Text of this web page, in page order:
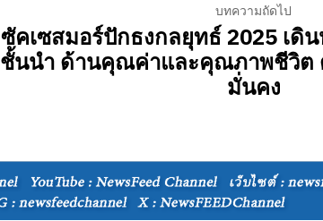
บทความถัดไป
ซัคเซสมอร์ปักธงกลยุทธ์ 2025 เดิ
ชั้นนำ ด้านคุณค่าและคุณภาพชีวิต
มั่นคง